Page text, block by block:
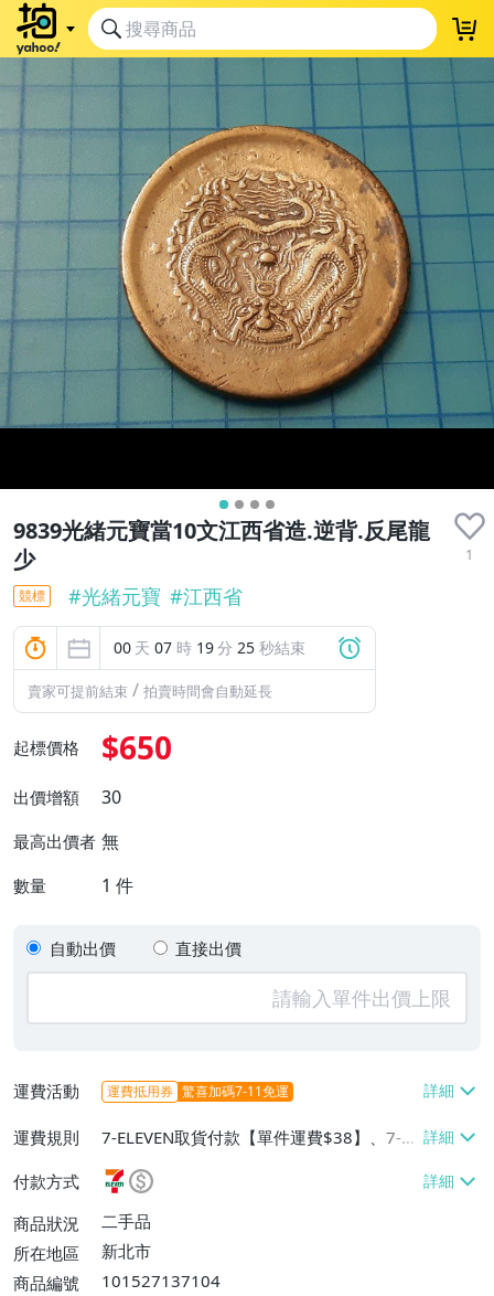
9839光緒元寶當10文江西省造.逆背.反尾龍
少
1
競標 #光緒元寶 #江西省
00 天 07 時 19分 24 秒結束
賣家可提前結束 / 拍賣時間會自動延長
起標價格 $650
出價增額 30
最高出價者 無
數量 1 件
自動出價 直接出價
運費活動 運費抵用券 驚喜加碼7-11免運
運費規則
7-ELEVEN取貨付款【單件運費$38】、7-EL
EVEN取貨不付款【單件運費$38】、郵局掛
號【單件運費$40、滿5件免運費】
付款方式
商品狀況
二手品
所在地區
新北市
商品編號
101527137104